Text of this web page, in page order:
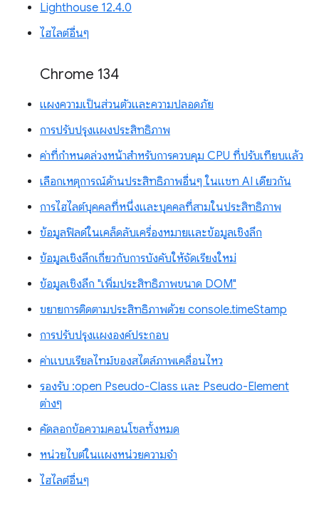
Lighthouse 12.4.0
ไฮไลต์อื่นๆ
Chrome 134
แผงความเป็นส่วนตัวและความปลอดภัย
การปรับปรุงแผงประสิทธิภาพ
ค่าที่กำหนดล่วงหน้าสำหรับการควบคุม CPU ที่ปรับเทียบแล้ว
เลือกเหตุการณ์ด้านประสิทธิภาพอื่นๆ ในแชท AI เดียวกัน
การไฮไลต์บุคคลที่หนึ่งและบุคคลที่สามในประสิทธิภาพ
ข้อมูลฟิลด์ในเคล็ดลับเครื่องหมายและข้อมูลเชิงลึก
ข้อมูลเชิงลึกเกี่ยวกับการบังคับให้จัดเรียงใหม่
ข้อมูลเชิงลึก "เพิ่มประสิทธิภาพขนาด DOM"
ขยายการติดตามประสิทธิภาพด้วย console.timeStamp
การปรับปรุงแผงองค์ประกอบ
ค่าแบบเรียลไทม์ของสไตล์ภาพเคลื่อนไหว
รองรับ :open Pseudo-Class และ Pseudo-Element
ต่างๆ
คัดลอกข้อความคอนโซลทั้งหมด
หน่วยไบต์ในแผงหน่วยความจำ
ไฮไลต์อื่นๆ